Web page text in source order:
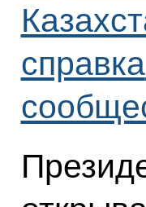
справка